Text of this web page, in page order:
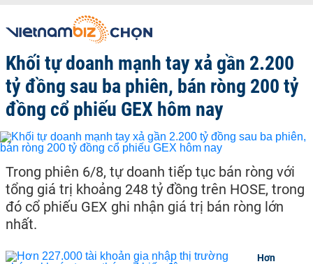
Khối tự doanh mạnh tay xả gần 2.200
tỷ đồng sau ba phiên, bán ròng 200 tỷ
đồng cổ phiếu GEX hôm nay
Trong phiên 6/8, tự doanh tiếp tục bán ròng với
tổng giá trị khoảng 248 tỷ đồng trên HOSE, trong
đó cổ phiếu GEX ghi nhận giá trị bán ròng lớn
nhất.
Hơn